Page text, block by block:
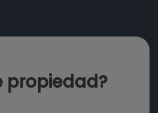
propiedad?